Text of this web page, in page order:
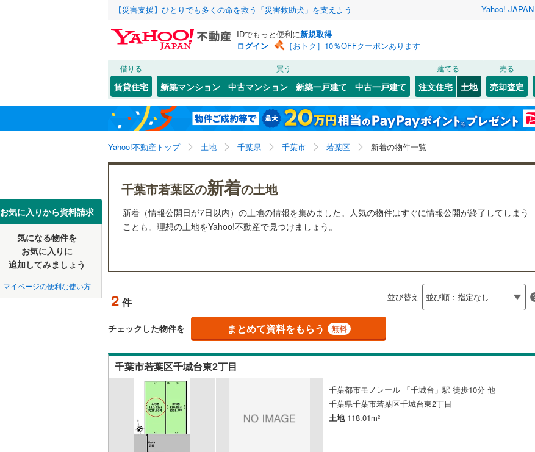
【災害支援】ひとりでも多くの命を救う「災害救助犬」を支えよう Yahoo! JAPAN
IDでもっと便利に新規取得
ログイン
［おトク］10％OFFクーポンあります
借りる
賃貸住宅
買う
新築マンション 中古マンション 新築一戸建て 中古一戸建て
建てる
注文住宅 土地
売る
売却査定
Yahoo!不動産トップ 土地 千葉県 千葉市 若葉区 新着の物件一覧
お気に入りから資料請求
気になる物件を
お気に入りに
追加してみましょう
マイページの便利な使い方
千葉市若葉区の新着の土地
新着（情報公開日が7日以内）の土地の情報を集めました。人気の物件はすぐに情報公開が終了してしまう
ことも。理想の土地をYahoo!不動産で見つけましょう。
2 件 並び替え
チェックした物件を まとめて資料をもらう 無料
千葉市若葉区千城台東2丁目
千葉都市モノレール 「千城台」駅 徒歩10分 他
千葉県千葉市若葉区千城台東2丁目
土地118.01m2
北海道 北海道
東北 青森 岩手 宮城 秋田 山形
関東 東京 神奈川 埼玉 千葉
新潟
東海 愛知 岐阜 静岡 三重
中国 鳥取 島根 岡山 広島 山口
高知
福岡 佐賀 長崎
該当物件0 この条件で検索する
千葉市 中央区(3) 花見川区(4)
若葉区(2) 緑区(0)
千葉県のそのほ
銚子市(0) 市川市(11)
館山市(1)
野田市(2) 茂原市(1)
佐倉市(2)
鴨川市(0)
君津市(2)
印西市
匝瑳市(0
山武市 (3)
該当物件0 この条件で検索する
千城台東(2)
該当物件0 この条件で検索する
JR 常磐線(0) 総武本線(0)
内房線(0) 京葉線(0)
鹿島線(0) 久留里線(0)
武蔵野線
(0 常磐線（各駅停車）
東京メトロ東西線
私鉄・その他 いすみ鉄道(0) 銚子電気鉄道(0)
千葉都市モノレール( 2
芝山鉄道(0)
東葉高速鉄道(0
該当物件0 この条件で検索する
該当物件0 この条件で検索する
こだわり条件 配置、向き、建ち方、日当たり
前道6m以上（0） 角地（0）
平坦地（0） 整形地（2）
販売、価格、契約、入居関連など
更地渡し（
立地
オンライン対応
IT重説可（0 ）
オンライン対応とは？
該当物件0 この条件で検索する
検索条件を保存しました
この検索条件の新着物件通知は、 マイページから設定できます。
保存した条件を見る
千葉県、千葉市若葉区、価格未定を含む、建築条件付き
土地を含む、1週間以内公開
検索条件を保存する
閉じる お気に入りリストを見る
閉じる
閉じる お気に入りリストを見る
閉じる